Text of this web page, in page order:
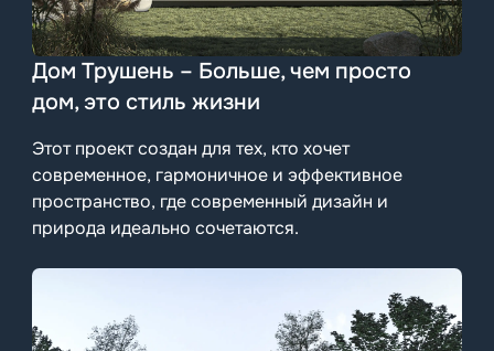
Дом Трушень – Больше, чем просто
дом, это стиль жизни
Этот проект создан для тех, кто хочет
современное, гармоничное и эффективное
пространство, где современный дизайн и
природа идеально сочетаются.